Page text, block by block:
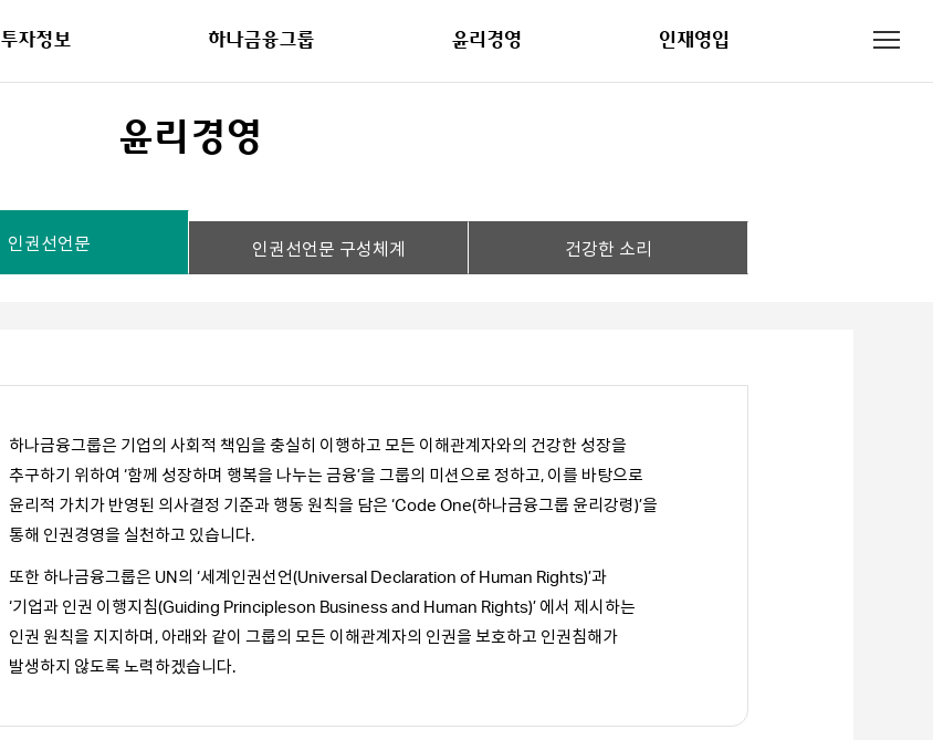
투자정보 하나금융그룹 윤리경영 인재영입
윤리경영
인권선언문 인권선언문 구성체계 건강한 소리
하나금융그룹은 기업의 사회적 책임을 충실히 이행하고 모든 이해관계자와의 건강한 성장을
추구하기 위하여 ‘함께 성장하며 행복을 나누는 금융’을 그룹의 미션으로 정하고, 이를 바탕으로
윤리적 가치가 반영된 의사결정 기준과 행동 원칙을 담은 ‘Code One(하나금융그룹 윤리강령)’을
통해 인권경영을 실천하고 있습니다.
또한 하나금융그룹은 UN의 ‘세계인권선언(Universal Declaration of Human Rights)’과
‘기업과 인권 이행지침(Guiding Principleson Business and Human Rights)’ 에서 제시하는
인권 원칙을 지지하며, 아래와 같이 그룹의 모든 이해관계자의 인권을 보호하고 인권침해가
발생하지 않도록 노력하겠습니다.